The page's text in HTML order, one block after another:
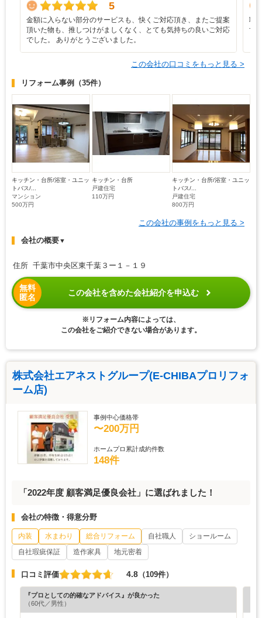
5
金額に入らない部分のサービスも、快くご対応頂き、またご提案
頂いた物も、推しつけがましくなく、とても気持ちの良いご対応
でした。 ありがとうございました。
職
す
この会社の口コミをもっと見る >
リフォーム事例 （35件）
キッチン・台所/浴室・ユニッ
トバス/...
マンション
500万円
キッチン・台所
戸建住宅
110万円
キッチン・台所/浴室・ユニッ
トバス/...
戸建住宅
800万円
この会社の事例をもっと見る >
会社の概要▼
住所 千葉市中央区東千葉３ー１－１９
無料
匿名
この会社を含めた会社紹介を申込む
※リフォーム内容によっては、
この会社をご紹介できない場合があります。
株式会社エアネストグループ(E-CHIBAプロリフォ
ーム店)
事例中心価格帯
〜200万円
ホームプロ累計成約件数
148件
「2022年度 顧客満足優良会社」に選ばれました！
会社の特徴・得意分野
内装 水まわり 総合リフォーム 自社職人
ショールーム
自社瑕疵保証
造作家具 地元密着
口コミ評価 4.8 （109件）
『プロとしての的確なアドバイス』が良かった
（60代／男性）